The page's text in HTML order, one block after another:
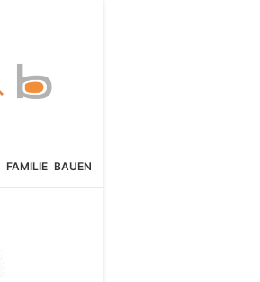
FAMILIE BAUEN